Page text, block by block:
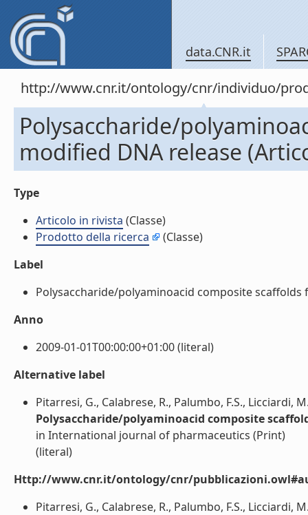
data.CNR.it
http://www.cnr.it/ontology/cnr/individuo/
Polysaccharide/
modified DNA release
Type
Articolo in rivista (Classe)
Prodotto della ricerca
(Classe)
Label
Polysaccharide/polyaminoacid composite
Anno
2009-01-01T00:00:00+01:00 (literal)
Alternative label
Pitarresi, G., Calabrese, R., Palumbo, F.S., Licciardi,
Polysaccharide/polyaminoacid composite
in International journal of pharmaceutics (Print)
(literal)
Http://www.cnr.it/ontology/cnr/
Pitarresi, G., Calabrese, R., Palumbo, F.S., Licciardi,